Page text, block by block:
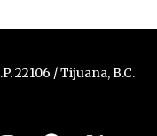
22106 / Tijuana, B.C.